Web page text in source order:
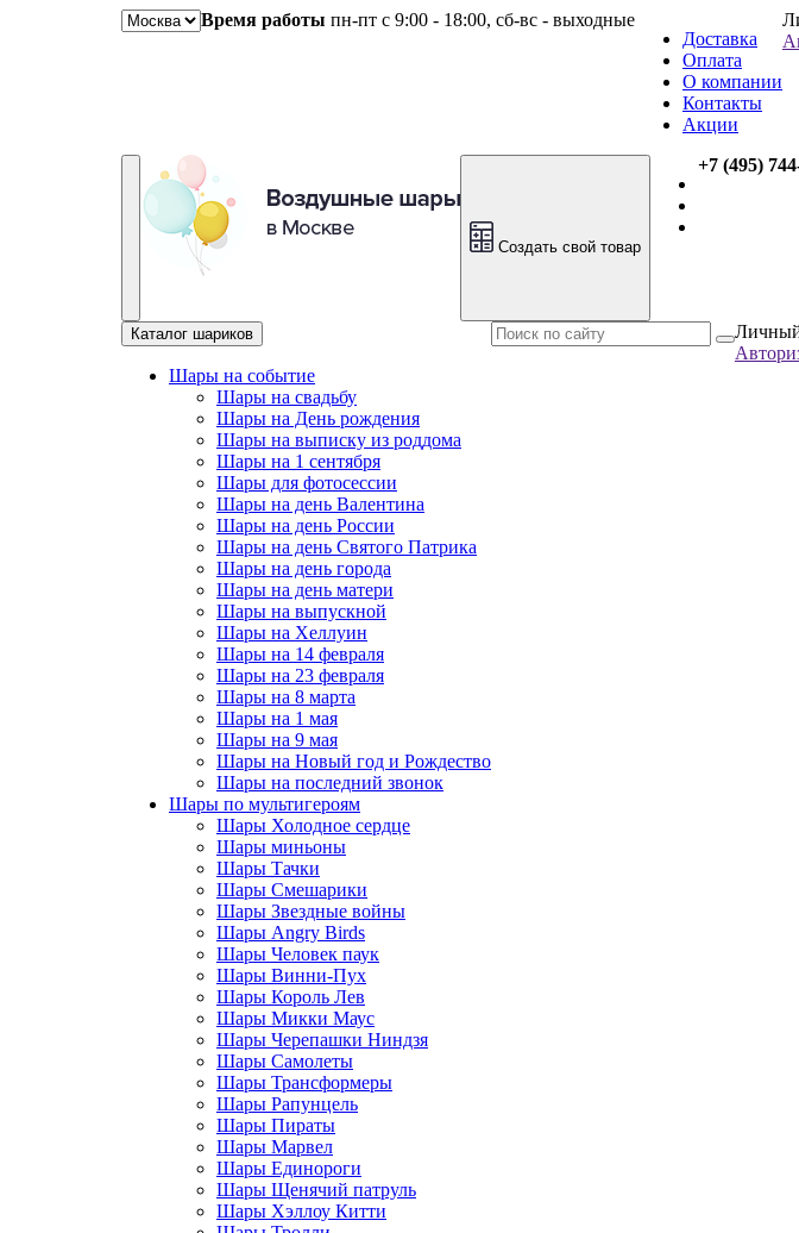
Время работы пн-пт с 9:00 - 18:00, сб-вс - выходные
Доставка
Оплата
О компании
Контакты
Акции
Создать свой товар
+7 (495)
Каталог шариков
Шары на событие
Шары на свадьбу
Шары на День рождения
Шары на выписку из роддома
Шары на 1 сентября
Шары для фотосессии
Шары на день Валентина
Шары на день России
Шары на день Святого Патрика
Шары на день города
Шары на день матери
Шары на выпускной
Шары на Хеллуин
Шары на 14 февраля
Шары на 23 февраля
Шары на 8 марта
Шары на 1 мая
Шары на 9 мая
Шары на Новый год и Рождество
Шары на последний звонок
Шары по мультигероям
Шары Холодное сердце
Шары миньоны
Шары Тачки
Шары Смешарики
Шары Звездные войны
Шары Angry Birds
Шары Человек паук
Шары Винни-Пух
Шары Король Лев
Шары Микки Маус
Шары Черепашки Ниндзя
Шары Самолеты
Шары Трансформеры
Шары Рапунцель
Шары Пираты
Шары Марвел
Шары Единороги
Шары Щенячий патруль
Шары Хэллоу Китти